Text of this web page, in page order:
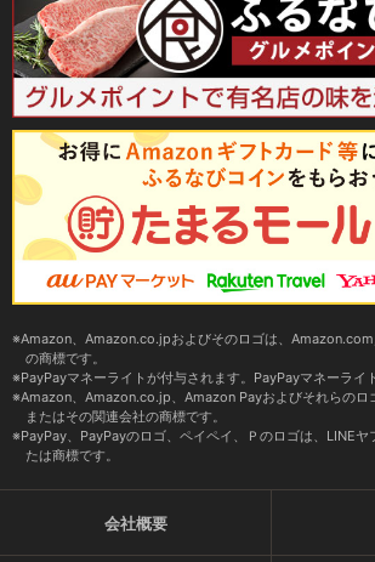
Amazon、Amazon.co.jpおよびそのロゴは、
の商標です。
PayPayマネーライトが付与されます。PayPayマネーライ
Amazon、Amazon.co.jp、Amazon Payおよびそれらのロ
またはその関連会社の商標です。
PayPay、PayPayのロゴ、ペイペイ、Ｐのロゴは、LINEヤ
たは商標です。
会社概要